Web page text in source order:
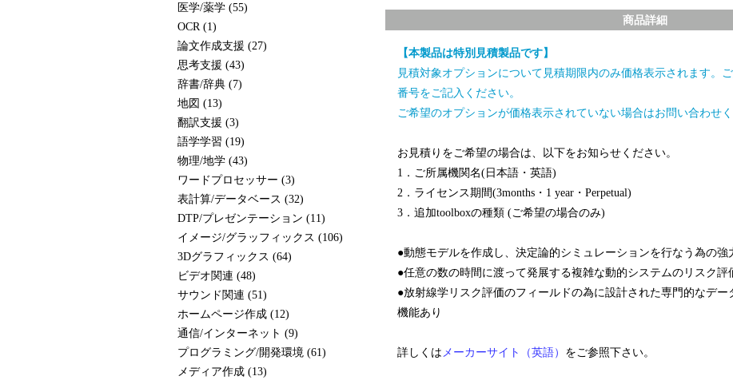
医学/薬学 (55)
OCR (1)
論文作成支援 (27)
思考支援 (43)
辞書/辞典 (7)
地図 (13)
翻訳支援 (3)
語学学習 (19)
物理/地学 (43)
ワードプロセッサー (3)
表計算/データベース (32)
DTP/プレゼンテーション (11)
イメージ/グラッフィックス (106)
3Dグラフィックス (64)
ビデオ関連 (48)
サウンド関連 (51)
ホームページ作成 (12)
通信/インターネット (9)
プログラミング/開発環境 (61)
メディア作成 (13)
商品詳細
【本製品は特別見積製品です】
見積対象オプションについて見積期限内のみ価格表示されます。
番号をご記入ください。
ご希望のオプションが価格表示されていない場合はお問い合わせく
お見積りをご希望の場合は、以下をお知らせください。
1．ご所属機関名(日本語・英語)
2．ライセンス期間(3months・1 year・Perpetual)
3．追加toolboxの種類 (ご希望の場合のみ)
●動態モデルを作成し、決定論的シミュレーションを行なう為の
●任意の数の時間に渡って発展する複雑な動的システムのリスク評
●放射線学リスク評価のフィールドの為に設計された専門的なデ
機能あり
詳しくは メーカーサイト（英語） をご参照下さい。